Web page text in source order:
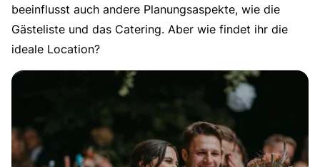
beeinflusst auch andere Planungsaspekte, wie die
Gästeliste und das Catering. Aber wie findet ihr die
ideale Location?